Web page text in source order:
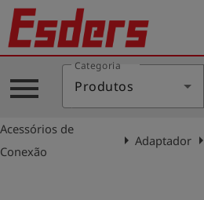
Produtos
account_circle Conecte-
menu
Categoria
Produtos
Acessórios de
Conexão
arrow_rightAdaptadorarrow_right